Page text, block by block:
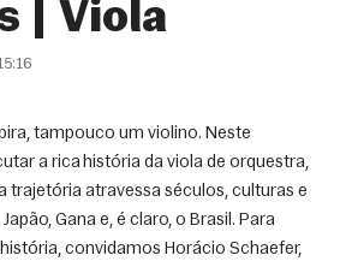
| Viola
tampouco um violino. Neste
a rica história da viola de orquestra,
trajetória atravessa séculos, culturas e
Gana e, é claro, o Brasil. Para
convidamos Horácio Schaefer,